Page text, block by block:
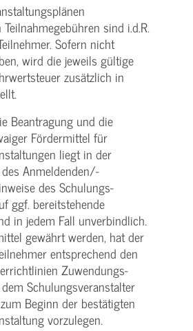
sind i.d.R.
Sofern nicht
wird die jeweils gültige
zusätzlich in
Beantragung und die
Fördermittel für
liegt in der
Anmeldenden/­
des Schulungs­
ggf. bereitstehende
in jedem Fall unverbindlich.
gewährt werden, hat der
entsprechend den
Zuwendungs­
Schulungs­veranstalter
Beginn der bestätigten
vorzulegen.